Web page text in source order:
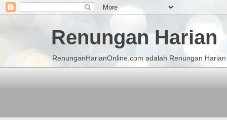
Renungan Harian
RenunganHarianOnline.com adalah Renungan